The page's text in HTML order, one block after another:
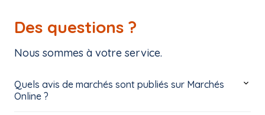
Des questions ?
Nous sommes à votre service.
Quels avis de marchés sont publiés sur Marchés
Online ?